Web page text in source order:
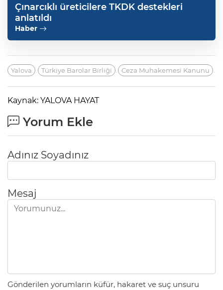
Çınarcıklı üreticilere TKDK destekleri
anlatıldı
Haber
Yalova Türkiye Barolar Birliği Ceza Muhakemesi Kanunu
Kaynak: YALOVA HAYAT
Yorum Ekle
Adınız Soyadınız
Mesaj
Gönderilen yorumların küfür, hakaret ve suç unsuru